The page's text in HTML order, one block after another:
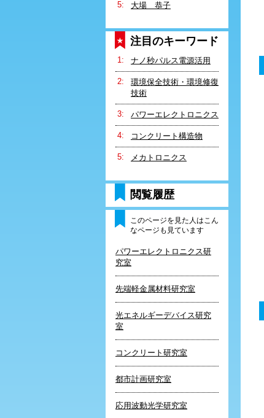
大場 恭子
注目のキーワード
ナノ秒パルス電源活用
環境保全技術・環境修復
技術
パワーエレクトロニクス
コンクリート構造物
メカトロニクス
閲覧履歴
このページを見た人はこん
なページも見ています
パワーエレクトロニクス研
究室
先端軽金属材料研究室
光エネルギーデバイス研究
室
コンクリート研究室
都市計画研究室
応用波動光学研究室